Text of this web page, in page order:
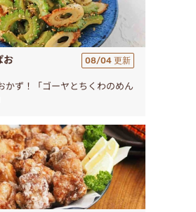
お 08/04 更新
かず！「ゴーヤとちくわのめん